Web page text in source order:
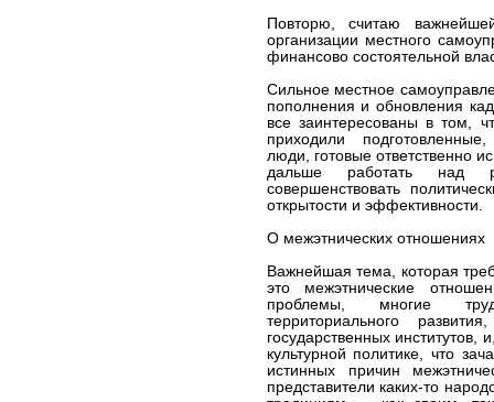
Повторю, считаю
организации местного
финансово состоятельной
Сильное местное
пополнения и обновления
все заинтересованы в том,
приходили
люди, готовые ответственно
дальше работать над
совершенствовать
открытости и эффективности.
О межэтнических отношениях
Важнейшая тема, которая
это межэтнические
проблемы, многие
территориального
государственных
культурной политике, что
истинных причин
представители каких-то